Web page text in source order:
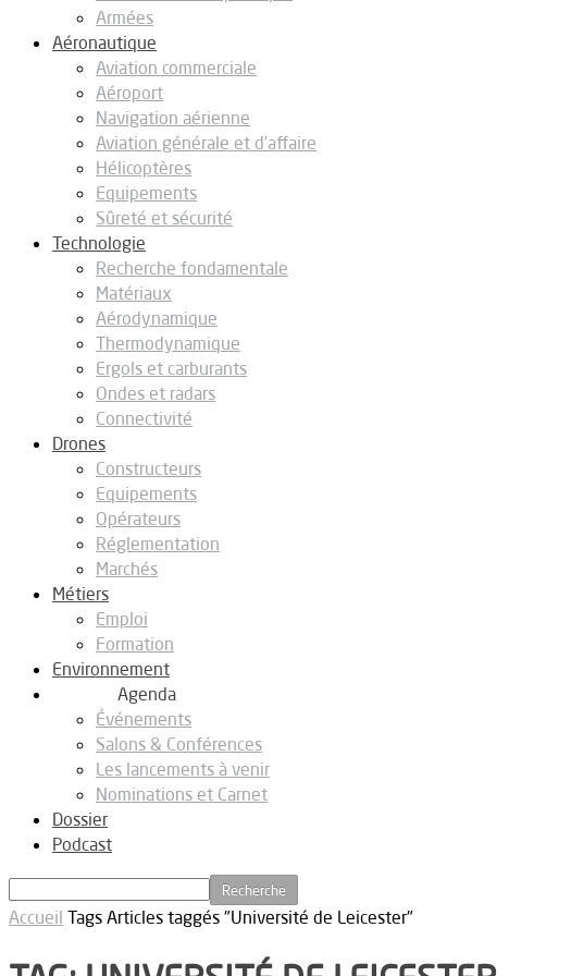
Armées
Aéronautique
Aviation commerciale
Aéroport
Navigation aérienne
Aviation générale et d’affaire
Hélicoptères
Equipements
Sûreté et sécurité
Technologie
Recherche fondamentale
Matériaux
Aérodynamique
Thermodynamique
Ergols et carburants
Ondes et radars
Connectivité
Drones
Constructeurs
Equipements
Opérateurs
Réglementation
Marchés
Métiers
Emploi
Formation
Environnement
Agenda
Événements
Salons & Conférences
Les lancements à venir
Nominations et Carnet
Dossier
Podcast
Accueil Tags Articles taggés "Université de Leicester"